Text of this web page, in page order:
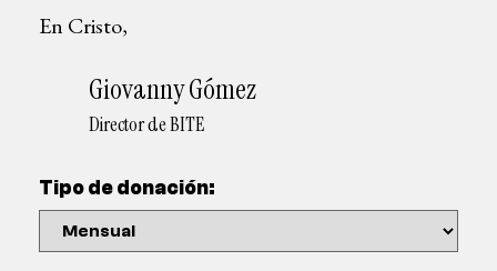
En Cristo,
Giovanny Gómez
Director de BITE
Tipo de donación: